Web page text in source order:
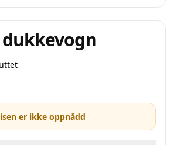
er ikke oppnådd